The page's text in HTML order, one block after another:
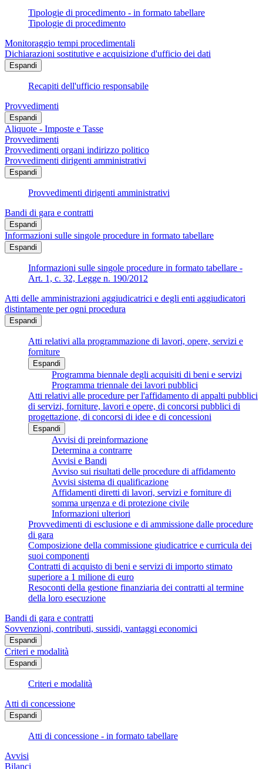
Tipologie di procedimento - in formato tabellare
Tipologie di procedimento
Monitoraggio tempi procedimentali
Dichiarazioni sostitutive e acquisizione d'ufficio dei dati
Espandi
Recapiti dell'ufficio responsabile
Provvedimenti
Espandi
Aliquote - Imposte e Tasse
Provvedimenti
Provvedimenti organi indirizzo politico
Provvedimenti dirigenti amministrativi
Espandi
Provvedimenti dirigenti amministrativi
Bandi di gara e contratti
Espandi
Informazioni sulle singole procedure in formato tabellare
Espandi
Informazioni sulle singole procedure in formato tabellare -
Art. 1, c. 32, Legge n. 190/2012
Atti delle amministrazioni aggiudicatrici e degli enti aggiudicatori
distintamente per ogni procedura
Espandi
Atti relativi alla programmazione di lavori, opere, servizi e
forniture
Espandi
Programma biennale degli acquisiti di beni e servizi
Programma triennale dei lavori pubblici
Atti relativi alle procedure per l'affidamento di appalti pubblici
di servizi, forniture, lavori e opere, di concorsi pubblici di
progettazione, di concorsi di idee e di concessioni
Espandi
Avvisi di preinformazione
Determina a contrarre
Avvisi e Bandi
Avviso sui risultati delle procedure di affidamento
Avvisi sistema di qualificazione
Affidamenti diretti di lavori, servizi e forniture di
somma urgenza e di protezione civile
Informazioni ulteriori
Provvedimenti di esclusione e di ammissione dalle procedure
di gara
Composizione della commissione giudicatrice e curricula dei
suoi componenti
Contratti di acquisto di beni e servizi di importo stimato
superiore a 1 milione di euro
Resoconti della gestione finanziaria dei contratti al termine
della loro esecuzione
Bandi di gara e contratti
Sovvenzioni, contributi, sussidi, vantaggi economici
Espandi
Criteri e modalità
Espandi
Criteri e modalità
Atti di concessione
Espandi
Atti di concessione - in formato tabellare
Avvisi
Bilanci